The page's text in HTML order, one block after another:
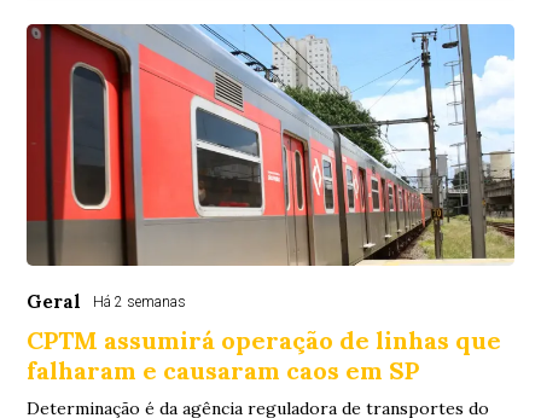
Geral Há 2 semanas
CPTM assumirá operação de linhas que
falharam e causaram caos em SP
Determinação é da agência reguladora de transportes do